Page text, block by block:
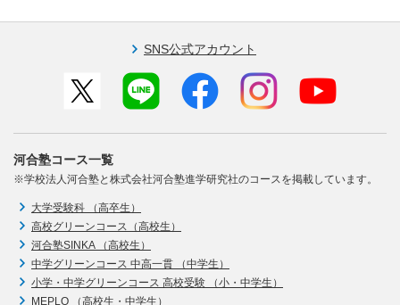
SNS公式アカウント
河合塾コース一覧
※学校法人河合塾と株式会社河合塾進学研究社のコースを掲載しています。
大学受験科 （高卒生）
高校グリーンコース（高校生）
河合塾SINKA （高校生）
中学グリーンコース 中高一貫 （中学生）
小学・中学グリーンコース 高校受験 （小・中学生）
MEPLO （高校生・中学生）